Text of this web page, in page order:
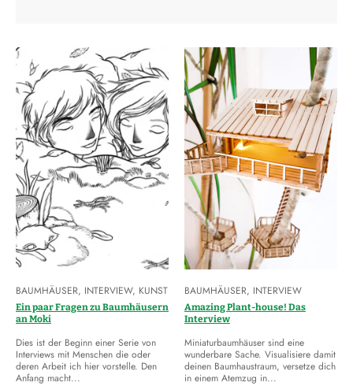
Ein paar Fragen zu Baumhäusern
an Moki
BAUMHÄUSER, INTERVIEW, KUNST
Dies ist der Beginn einer Serie von
Interviews mit Menschen die oder
deren Arbeit ich hier vorstelle. Den
Anfang macht...
Amazing Plant-house! Das
Interview
BAUMHÄUSER, INTERVIEW
Miniaturbaumhäuser sind eine
wunderbare Sache. Visualisiere damit
deinen Baumhaustraum, versetze dich
in einem Atemzug in...